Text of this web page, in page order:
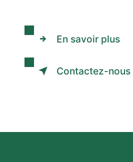
En savoir plus
Contactez-nous